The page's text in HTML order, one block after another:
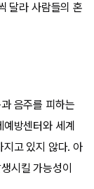
달라 사람들의 혼
음주를 피하는
방센터와 세계
지고 있지 않다. 아
시킬 가능성이